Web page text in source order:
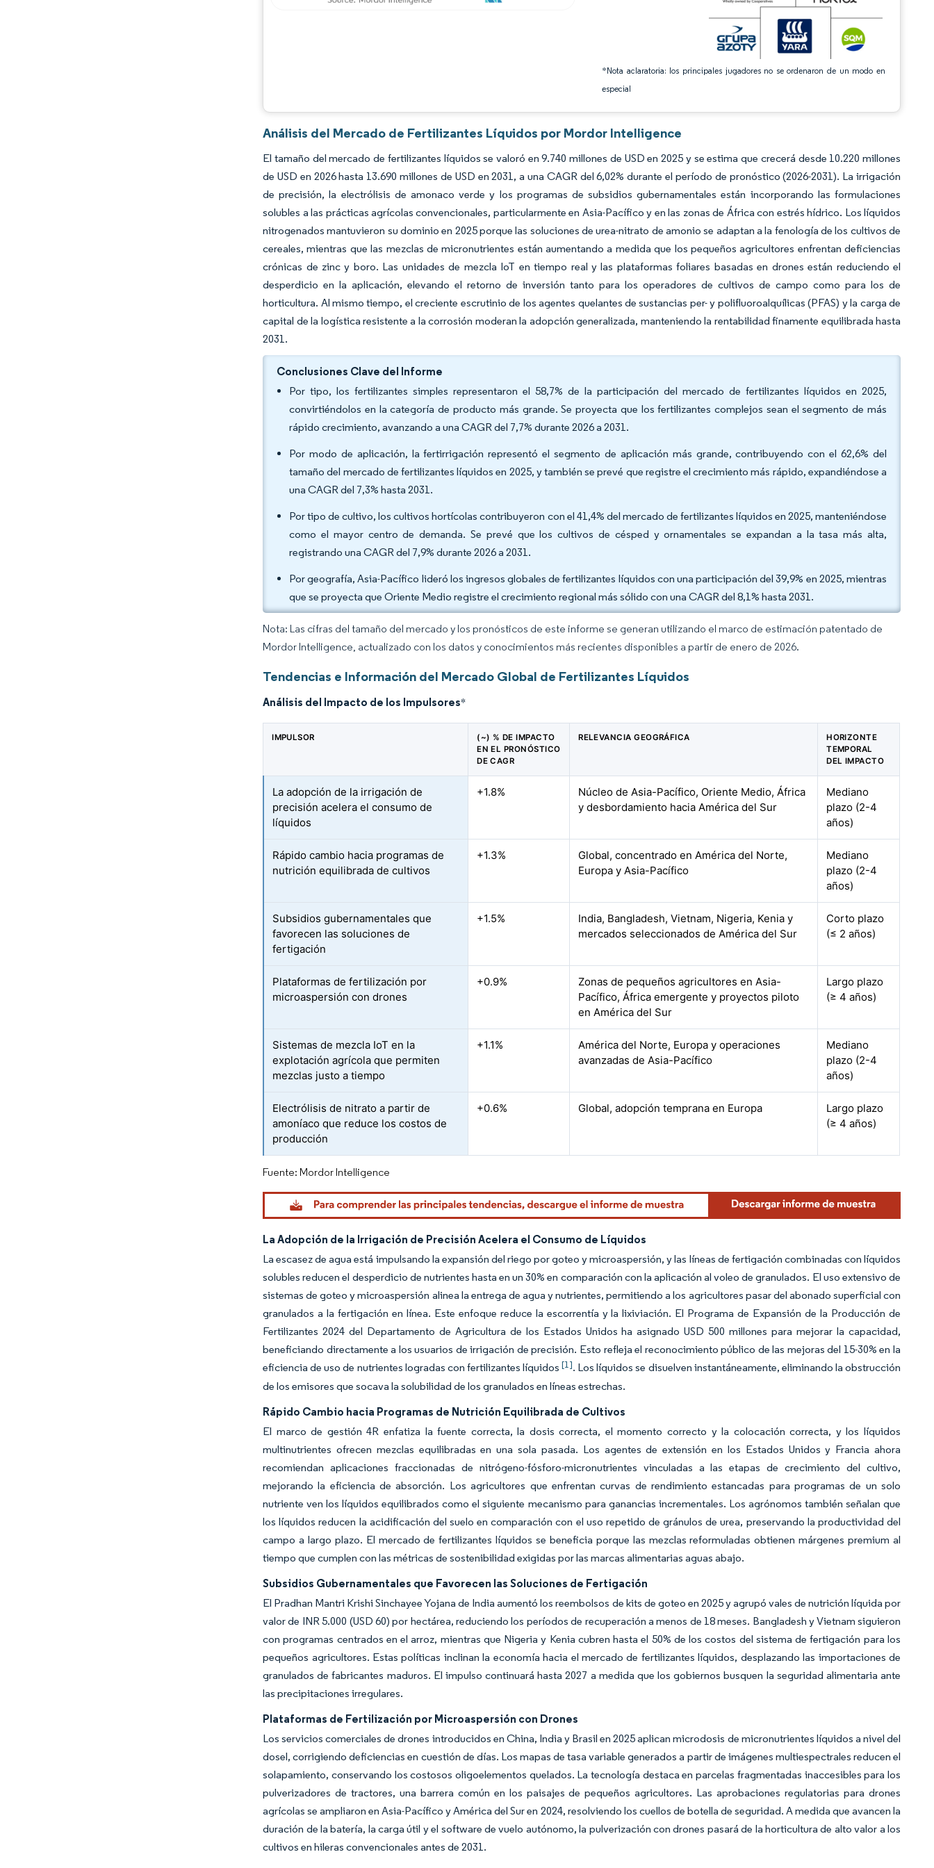
*Nota aclaratoria: los principales jugadores no se ordenaron de un modo en
especial
Análisis del Mercado de Fertilizantes Líquidos por Mordor Intelligence
El tamaño del mercado de fertilizantes líquidos se valoró en 9.740 millones de USD en 2025 y se estima que crecerá desde 10.220 millones
de USD en 2026 hasta 13.690 millones de USD en 2031, a una CAGR del 6,02% durante el período de pronóstico (2026-2031). La irrigación
de precisión, la electrólisis de amonaco verde y los programas de subsidios gubernamentales están incorporando las formulaciones
solubles a las prácticas agrícolas convencionales, particularmente en Asia-Pacífico y en las zonas de África con estrés hídrico. Los líquidos
nitrogenados mantuvieron su dominio en 2025 porque las soluciones de urea-nitrato de amonio se adaptan a la fenología de los cultivos de
cereales, mientras que las mezclas de micronutrientes están aumentando a medida que los pequeños agricultores enfrentan deficiencias
crónicas de zinc y boro. Las unidades de mezcla IoT en tiempo real y las plataformas foliares basadas en drones están reduciendo el
desperdicio en la aplicación, elevando el retorno de inversión tanto para los operadores de cultivos de campo como para los de
horticultura. Al mismo tiempo, el creciente escrutinio de los agentes quelantes de sustancias per- y polifluoroalquílicas (PFAS) y la carga de
capital de la logística resistente a la corrosión moderan la adopción generalizada, manteniendo la rentabilidad finamente equilibrada hasta
2031.
Conclusiones Clave del Informe
Por tipo, los fertilizantes simples representaron el 58,7% de la participación del mercado de fertilizantes líquidos en 2025,
convirtiéndolos en la categoría de producto más grande. Se proyecta que los fertilizantes complejos sean el segmento de más
rápido crecimiento, avanzando a una CAGR del 7,7% durante 2026 a 2031.
Por modo de aplicación, la fertirrigación representó el segmento de aplicación más grande, contribuyendo con el 62,6% del
tamaño del mercado de fertilizantes líquidos en 2025, y también se prevé que registre el crecimiento más rápido, expandiéndose a
una CAGR del 7,3% hasta 2031.
Por tipo de cultivo, los cultivos hortícolas contribuyeron con el 41,4% del mercado de fertilizantes líquidos en 2025, manteniéndose
como el mayor centro de demanda. Se prevé que los cultivos de césped y ornamentales se expandan a la tasa más alta,
registrando una CAGR del 7,9% durante 2026 a 2031.
Por geografía, Asia-Pacífico lideró los ingresos globales de fertilizantes líquidos con una participación del 39,9% en 2025, mientras
que se proyecta que Oriente Medio registre el crecimiento regional más sólido con una CAGR del 8,1% hasta 2031.
Nota: Las cifras del tamaño del mercado y los pronósticos de este informe se generan utilizando el marco de estimación patentado de
Mordor Intelligence, actualizado con los datos y conocimientos más recientes disponibles a partir de enero de 2026.
Tendencias e Información del Mercado Global de Fertilizantes Líquidos
Análisis del Impacto de los Impulsores*
IMPULSOR
(~) % DE IMPACTO
EN EL PRONÓSTICO
DE CAGR
RELEVANCIA GEOGRÁFICA
HORIZONTE
TEMPORAL
DEL IMPACTO
La adopción de la irrigación de
precisión acelera el consumo de
líquidos
+1.8%
Núcleo de Asia-Pacífico, Oriente Medio, África
y desbordamiento hacia América del Sur
Mediano
plazo (2-4
años)
Rápido cambio hacia programas de
nutrición equilibrada de cultivos
+1.3%
Global, concentrado en América del Norte,
Europa y Asia-Pacífico
Mediano
plazo (2-4
años)
Subsidios gubernamentales que
favorecen las soluciones de
fertigación
+1.5%
India, Bangladesh, Vietnam, Nigeria, Kenia y
mercados seleccionados de América del Sur
Corto plazo
(≤ 2 años)
Plataformas de fertilización por
microaspersión con drones
+0.9%
Zonas de pequeños agricultores en Asia-
Pacífico, África emergente y proyectos piloto
en América del Sur
Largo plazo
(≥ 4 años)
Sistemas de mezcla IoT en la
explotación agrícola que permiten
mezclas justo a tiempo
+1.1%
América del Norte, Europa y operaciones
avanzadas de Asia-Pacífico
Mediano
plazo (2-4
años)
Electrólisis de nitrato a partir de
amoníaco que reduce los costos de
producción
+0.6% Global, adopción temprana en Europa
Largo plazo
(≥ 4 años)
Fuente: Mordor Intelligence
La Adopción de la Irrigación de Precisión Acelera el Consumo de Líquidos
La escasez de agua está impulsando la expansión del riego por goteo y microaspersión, y las líneas de fertigación combinadas con líquidos
solubles reducen el desperdicio de nutrientes hasta en un 30% en comparación con la aplicación al voleo de granulados. El uso extensivo de
sistemas de goteo y microaspersión alinea la entrega de agua y nutrientes, permitiendo a los agricultores pasar del abonado superficial con
granulados a la fertigación en línea. Este enfoque reduce la escorrentía y la lixiviación. El Programa de Expansión de la Producción de
Fertilizantes 2024 del Departamento de Agricultura de los Estados Unidos ha asignado USD 500 millones para mejorar la capacidad,
beneficiando directamente a los usuarios de irrigación de precisión. Esto refleja el reconocimiento público de las mejoras del 15-30% en la
eficiencia de uso de nutrientes logradas con fertilizantes líquidos[1]. Los líquidos se disuelven instantáneamente, eliminando la obstrucción
de los emisores que socava la solubilidad de los granulados en líneas estrechas.
Rápido Cambio hacia Programas de Nutrición Equilibrada de Cultivos
El marco de gestión 4R enfatiza la fuente correcta, la dosis correcta, el momento correcto y la colocación correcta, y los líquidos
multinutrientes ofrecen mezclas equilibradas en una sola pasada. Los agentes de extensión en los Estados Unidos y Francia ahora
recomiendan aplicaciones fraccionadas de nitrógeno-fósforo-micronutrientes vinculadas a las etapas de crecimiento del cultivo,
mejorando la eficiencia de absorción. Los agricultores que enfrentan curvas de rendimiento estancadas para programas de un solo
nutriente ven los líquidos equilibrados como el siguiente mecanismo para ganancias incrementales. Los agrónomos también señalan que
los líquidos reducen la acidificación del suelo en comparación con el uso repetido de gránulos de urea, preservando la productividad del
campo a largo plazo. El mercado de fertilizantes líquidos se beneficia porque las mezclas reformuladas obtienen márgenes premium al
tiempo que cumplen con las métricas de sostenibilidad exigidas por las marcas alimentarias aguas abajo.
Subsidios Gubernamentales que Favorecen las Soluciones de Fertigación
El Pradhan Mantri Krishi Sinchayee Yojana de India aumentó los reembolsos de kits de goteo en 2025 y agrupó vales de nutrición líquida por
valor de INR 5.000 (USD 60) por hectárea, reduciendo los períodos de recuperación a menos de 18 meses. Bangladesh y Vietnam siguieron
con programas centrados en el arroz, mientras que Nigeria y Kenia cubren hasta el 50% de los costos del sistema de fertigación para los
pequeños agricultores. Estas políticas inclinan la economía hacia el mercado de fertilizantes líquidos, desplazando las importaciones de
granulados de fabricantes maduros. El impulso continuará hasta 2027 a medida que los gobiernos busquen la seguridad alimentaria ante
las precipitaciones irregulares.
Plataformas de Fertilización por Microaspersión con Drones
Los servicios comerciales de drones introducidos en China, India y Brasil en 2025 aplican microdosis de micronutrientes líquidos a nivel del
dosel, corrigiendo deficiencias en cuestión de días. Los mapas de tasa variable generados a partir de imágenes multiespectrales reducen el
solapamiento, conservando los costosos oligoelementos quelados. La tecnología destaca en parcelas fragmentadas inaccesibles para los
pulverizadores de tractores, una barrera común en los paisajes de pequeños agricultores. Las aprobaciones regulatorias para drones
agrícolas se ampliaron en Asia-Pacífico y América del Sur en 2024, resolviendo los cuellos de botella de seguridad. A medida que avancen la
duración de la batería, la carga útil y el software de vuelo autónomo, la pulverización con drones pasará de la horticultura de alto valor a los
cultivos en hileras convencionales antes de 2031.